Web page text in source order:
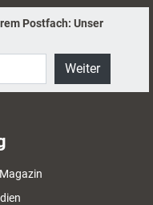
Postfach: Unser
Weiter